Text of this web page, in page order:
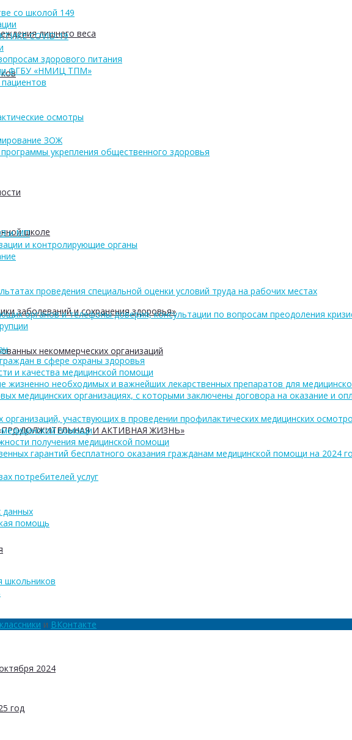
лишнего веса
школе
заболеваний и сохранения здоровья»
некоммерческих организаций
И АКТИВНАЯ ЖИЗНЬ»
2024
год
со школой 149
COVID-19
здорового питания
ФГБУ «НМИЦ ТПМ»
осмотры
ЗОЖ
укрепления общественного здоровья
и МП
и контролирующие органы
проведения специальной оценки условий труда на рабочих местах
органов и телефоны доверия, консультации по вопросам преодоления
в сфере охраны здоровья
и качества медицинской помощи
жизненно необходимых и важнейших лекарственных препаратов для
медицинских организациях, с которыми заключены договора на оказание и
организаций, участвующих в проведении профилактических медицинских
помощи
получения медицинской помощи
гарантий бесплатного оказания гражданам медицинской помощи на 2024
потребителей услуг
данных
помощь
школьников
и ВКонтакте